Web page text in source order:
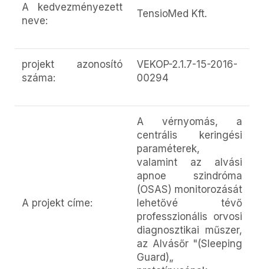
A kedvezményezett
neve:
TensioMed Kft.
projekt azonosító
száma:
VEKOP-2.1.7-15-2016-
00294
A projekt címe:
A vérnyomás, a
centrális keringési
paraméterek,
valamint az alvási
apnoe szindróma
(OSAS) monitorozását
lehetővé tévő
professzionális orvosi
diagnosztikai műszer,
az Alvásőr "(Sleeping
Guard)„